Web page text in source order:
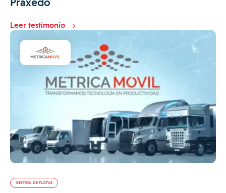
Leer testimonio
GESTIÓN DE FLOTAS